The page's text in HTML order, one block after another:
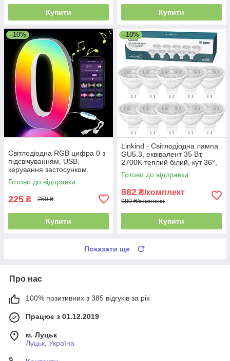
Купити Купити
–10%
Світлодіодна RGB цифра 0 з
підсвічуванням, USB,
керування застосунком,
регулювання яскравості
Готово до відправки
225 ₴ 250 ₴
Купити
–10%
Linkind - Світлодіодна лампа
GU5.3, еквівалент 35 Вт,
2700K теплий білий, кут 36°,
360 лм, AC DC 12V,
нерегульована, 10 шт.
Готово до відправки
882 ₴/комплект
980 ₴/комплект
Купити
Показати ще
Про нас
100% позитивних з 385 відгуків за рік
Працює з 01.12.2019
м. Луцьк
Луцьк, Україна